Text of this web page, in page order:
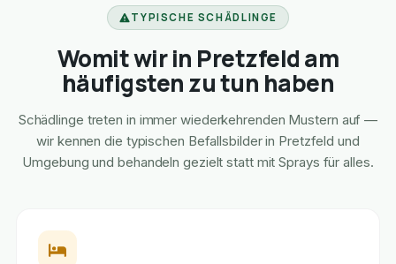
TYPISCHE SCHÄDLINGE
Womit wir in Pretzfeld am
häufigsten zu tun haben
Schädlinge treten in immer wiederkehrenden Mustern auf —
wir kennen die typischen Befallsbilder in Pretzfeld und
Umgebung und behandeln gezielt statt mit Sprays für alles.